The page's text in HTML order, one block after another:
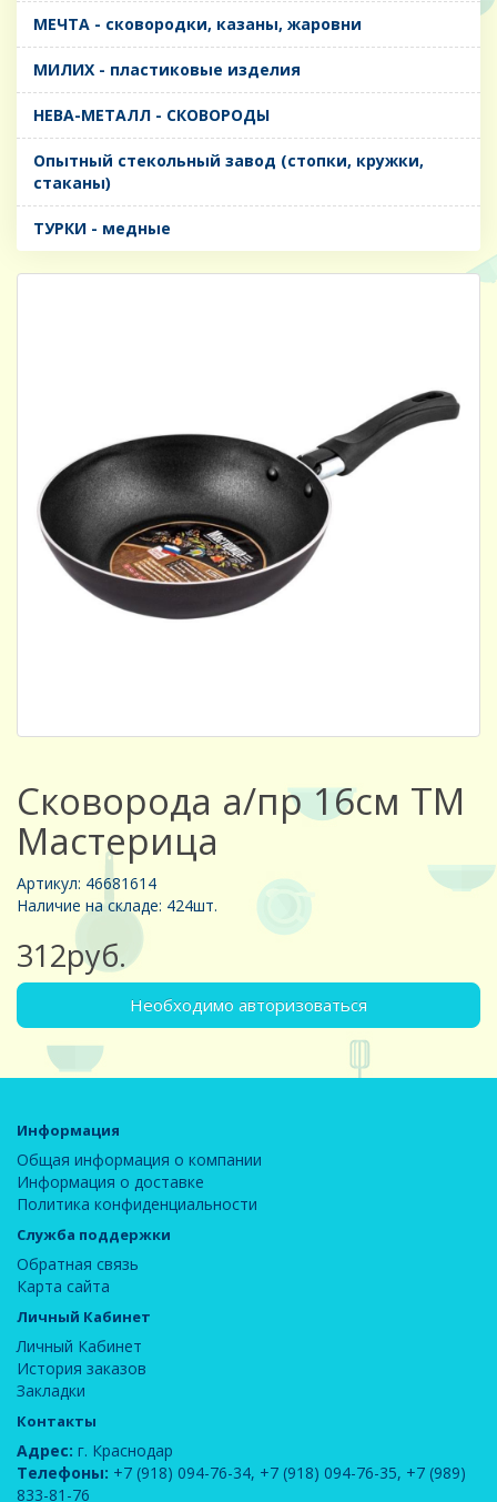
МЕЧТА - сковородки, казаны, жаровни
МИЛИХ - пластиковые изделия
НЕВА-МЕТАЛЛ - СКОВОРОДЫ
Опытный стекольный завод (стопки, кружки,
стаканы)
ТУРКИ - медные
Сковорода а/пр 16см ТМ
Мастерица
Артикул: 46681614
Наличие на складе: 424шт.
312руб.
Необходимо авторизоваться
Информация
Общая информация о компании
Информация о доставке
Политика конфиденциальности
Служба поддержки
Обратная связь
Карта сайта
Личный Кабинет
Личный Кабинет
История заказов
Закладки
Контакты
Адрес: г. Краснодар
Телефоны: +7 (918) 094-76-34, +7 (918) 094-76-35, +7 (989)
833-81-76